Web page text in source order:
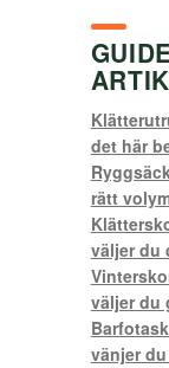
det här
rätt
väljer du
väljer du
vänjer